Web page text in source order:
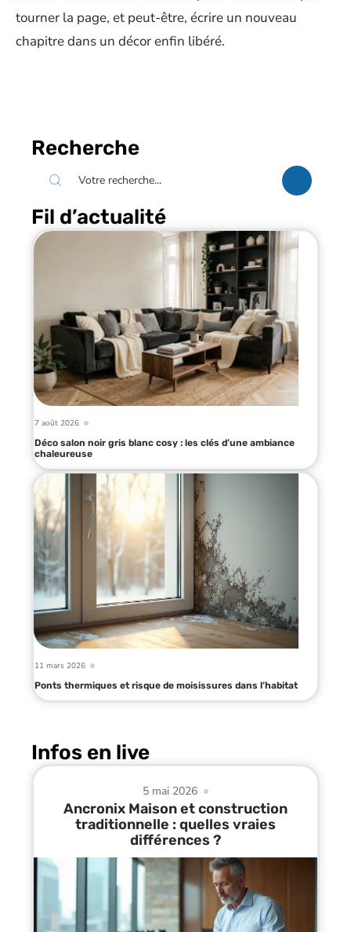
tourner la page, et peut-être, écrire un nouveau
chapitre dans un décor enfin libéré.
Recherche
Fil d’actualité
7 août 2026
Déco salon noir gris blanc cosy : les clés d’une ambiance
chaleureuse
11 mars 2026
Ponts thermiques et risque de moisissures dans l’habitat
Infos en live
5 mai 2026
Ancronix Maison et construction
traditionnelle : quelles vraies
différences ?